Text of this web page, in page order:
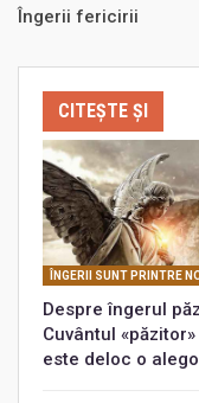
Îngerii fericirii
CITEȘTE ȘI
ÎNGERII SUNT PRINTRE
Despre îngerul
Cuvântul «păzitor»
este deloc o